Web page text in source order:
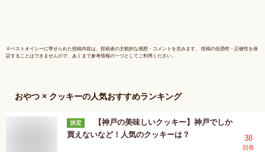
※ベストオイシーに寄せられた投稿内容は、投稿者の主観的な感想・コメントを含みます。 投稿の信憑性・正確性を保
証することはできませんので、あくまで参考情報の一つとしてご利用ください。
おやつ × クッキーの人気おすすめランキング
決定
【神戸の美味しいクッキー】神戸でしか
買えないなど！人気のクッキーは？
38
回答